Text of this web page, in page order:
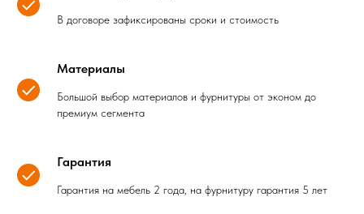
В договоре зафиксированы сроки и стоимость
Материалы
Большой выбор материалов и фурнитуры от эконом до
премиум сегмента
Гарантия
Гарантия на мебель 2 года, на фурнитуру гарантия 5 лет